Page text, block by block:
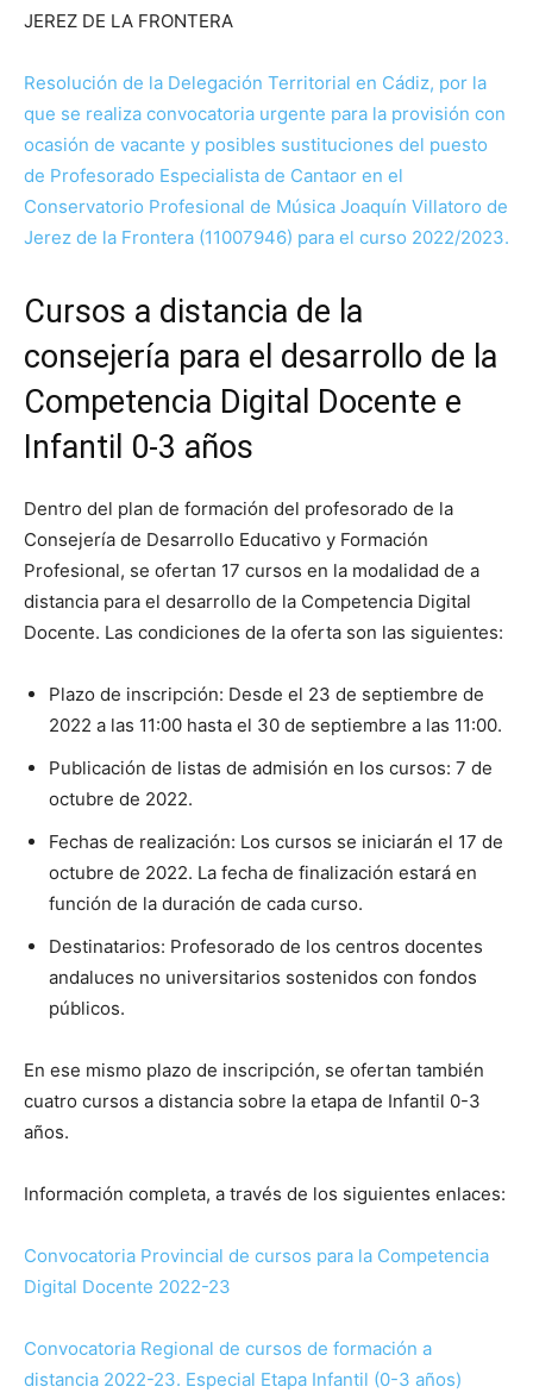
JEREZ DE LA FRONTERA
Resolución de la Delegación Territorial en Cádiz, por la
que se realiza convocatoria urgente para la provisión con
ocasión de vacante y posibles sustituciones del puesto
de Profesorado Especialista de Cantaor en el
Conservatorio Profesional de Música Joaquín Villatoro de
Jerez de la Frontera (11007946) para el curso 2022/2023.
Cursos a distancia de la
consejería para el desarrollo de la
Competencia Digital Docente e
Infantil 0-3 años
Dentro del plan de formación del profesorado de la
Consejería de Desarrollo Educativo y Formación
Profesional, se ofertan 17 cursos en la modalidad de a
distancia para el desarrollo de la Competencia Digital
Docente. Las condiciones de la oferta son las siguientes:
Plazo de inscripción: Desde el 23 de septiembre de
2022 a las 11:00 hasta el 30 de septiembre a las 11:00.
Publicación de listas de admisión en los cursos: 7 de
octubre de 2022.
Fechas de realización: Los cursos se iniciarán el 17 de
octubre de 2022. La fecha de finalización estará en
función de la duración de cada curso.
Destinatarios: Profesorado de los centros docentes
andaluces no universitarios sostenidos con fondos
públicos.
En ese mismo plazo de inscripción, se ofertan también
cuatro cursos a distancia sobre la etapa de Infantil 0-3
años.
Información completa, a través de los siguientes enlaces:
Convocatoria Provincial de cursos para la Competencia
Digital Docente 2022-23
Convocatoria Regional de cursos de formación a
distancia 2022-23. Especial Etapa Infantil (0-3 años)